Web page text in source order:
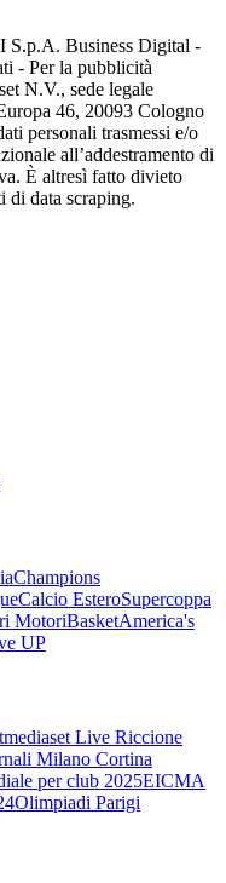
S.p.A. Business Digital -
- Per la pubblicità
N.V., sede legale
46, 20093 Cologno
personali trasmessi e/o
all’addestramento di
È altresì fatto divieto
di data scraping.
Champions
Calcio EsteroSupercoppa
MotoriBasketAmerica's
UP
Live Riccione
Milano Cortina
per club 2025EICMA
Olimpiadi Parigi